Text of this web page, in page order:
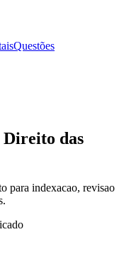
Questões
Direito das
para indexacao, revisao